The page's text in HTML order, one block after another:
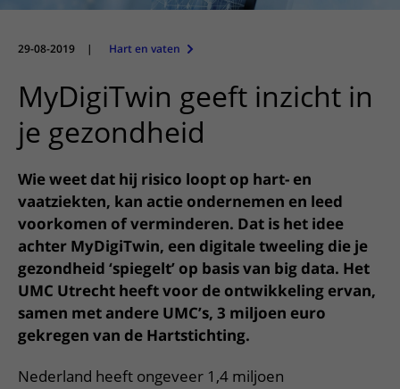
Onderzoeken en diagnostiek
Bloedprikken
Wachttijden
Wijzigen patiëntgegevens
Mijn UMC Utrecht patiëntportaal
Faciliteiten en voorzieningen
Bezoekregels
Parkeren
Wegwijs in het ziekenhuis
Contact met polikliniek
Contact met verpleegafdeling
Het Wilhelmina Kinderziekenhuis
Diagnostiek aanvragen
Zorgverlenersportaal
Onderwijs
Werken bij het UMC Utrecht
29-08-2019 | Hart en vaten
MyDigiTwin geeft inzicht in
je gezondheid
Wie weet dat hij risico loopt op hart- en
vaatziekten, kan actie ondernemen en leed
voorkomen of verminderen. Dat is het idee
achter MyDigiTwin, een digitale tweeling die je
gezondheid ‘spiegelt’ op basis van big data. Het
UMC Utrecht heeft voor de ontwikkeling ervan,
samen met andere UMC’s, 3 miljoen euro
gekregen van de Hartstichting.
Nederland heeft ongeveer 1,4 miljoen